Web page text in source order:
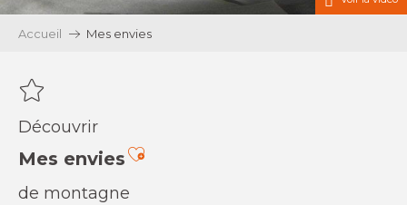
Accueil Mes envies
Découvrir
Mes enviesAjouter aux favoris
de montagne